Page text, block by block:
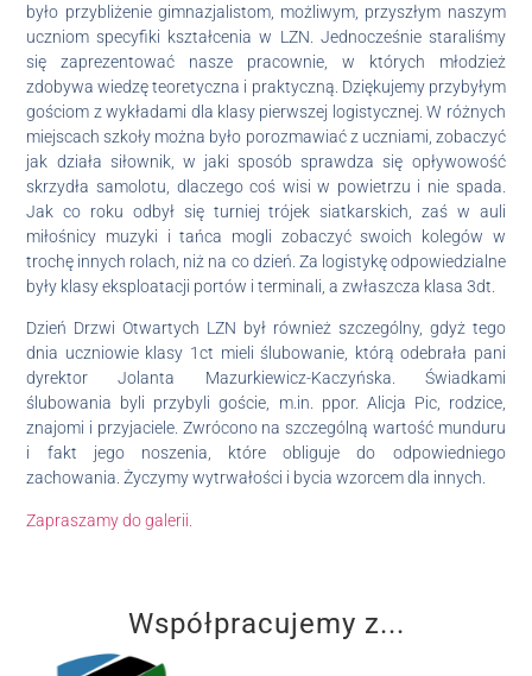
było przybliżenie gimnazjalistom, możliwym, przyszłym naszym
uczniom specyfiki kształcenia w LZN. Jednocześnie staraliśmy
się zaprezentować nasze pracownie, w których młodzież
zdobywa wiedzę teoretyczna i praktyczną. Dziękujemy przybyłym
gościom z wykładami dla klasy pierwszej logistycznej. W różnych
miejscach szkoły można było porozmawiać z uczniami, zobaczyć
jak działa siłownik, w jaki sposób sprawdza się opływowość
skrzydła samolotu, dlaczego coś wisi w powietrzu i nie spada.
Jak co roku odbył się turniej trójek siatkarskich, zaś w auli
miłośnicy muzyki i tańca mogli zobaczyć swoich kolegów w
trochę innych rolach, niż na co dzień. Za logistykę odpowiedzialne
były klasy eksploatacji portów i terminali, a zwłaszcza klasa 3dt.
Dzień Drzwi Otwartych LZN był również szczególny, gdyż tego
dnia uczniowie klasy 1ct mieli ślubowanie, którą odebrała pani
dyrektor Jolanta Mazurkiewicz-Kaczyńska. Świadkami
ślubowania byli przybyli goście, m.in. ppor. Alicja Pic, rodzice,
znajomi i przyjaciele. Zwrócono na szczególną wartość munduru
i fakt jego noszenia, które obliguje do odpowiedniego
zachowania. Życzymy wytrwałości i bycia wzorcem dla innych.
Zapraszamy do galerii.
Współpracujemy z...